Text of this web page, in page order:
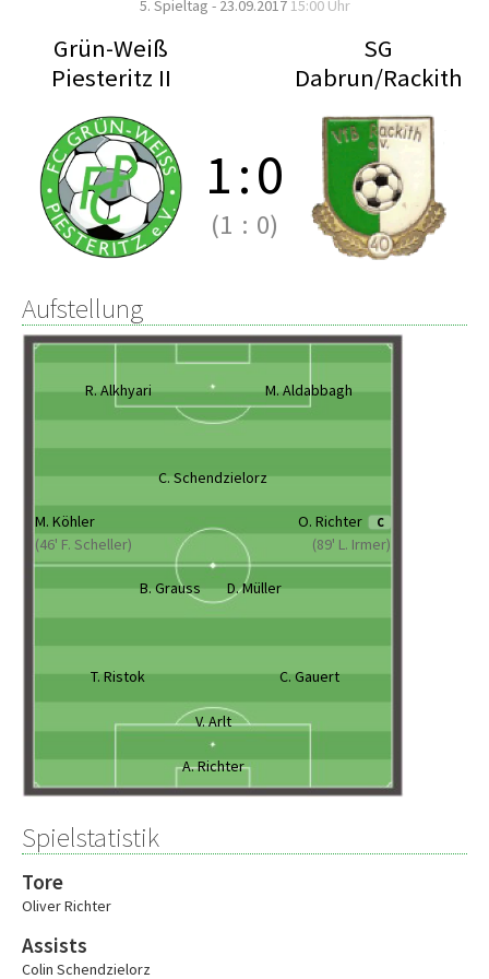
5. Spieltag - 23.09.2017 15:00 Uhr
Grün-Weiß
Piesteritz II
SG
Dabrun/Rackith
1:0
(1 : 0)
Aufstellung
R. Alkhyari M. Aldabbagh
C. Schendzielorz
M. Köhler
(46' F. Scheller)
O. Richter C
(89' L. Irmer)
B. Grauss D. Müller
T. Ristok C. Gauert
V. Arlt
A. Richter
Spielstatistik
Tore
Oliver Richter
Assists
Colin Schendzielorz